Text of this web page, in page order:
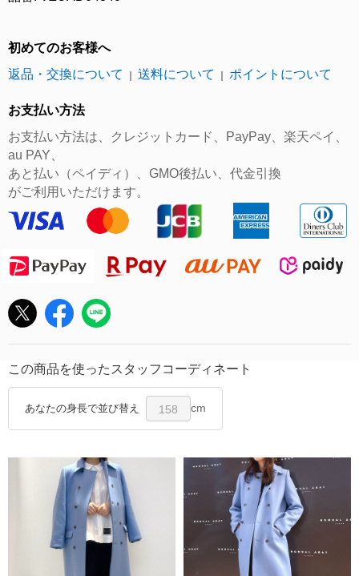
初めてのお客様へ
返品・交換について
送料について ポイントについて
お支払い方法
お支払い方法は、クレジットカード、PayPay、楽天ペイ、
au PAY、
あと払い（ペイディ）、GMO後払い、代金引換
がご利用いただけます。
この商品を使ったスタッフコーディネート
あなたの身長で並び替え 158 cm